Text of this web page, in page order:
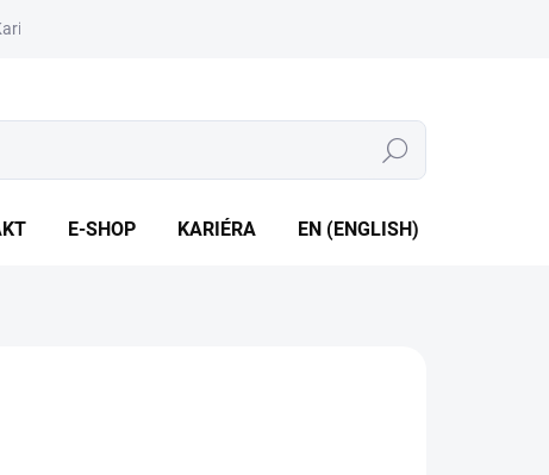
Hledat
E-SHOP KARIÉRA EN (ENGLISH)